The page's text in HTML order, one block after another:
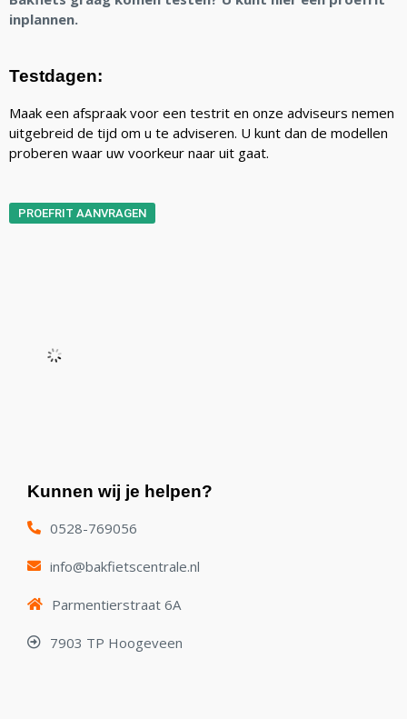
inplannen.
Testdagen:
Maak een afspraak voor een testrit en onze adviseurs nemen
uitgebreid de tijd om u te adviseren. U kunt dan de modellen
proberen waar uw voorkeur naar uit gaat.
PROEFRIT AANVRAGEN
Kunnen wij je helpen?
0528-769056
info@bakfietscentrale.nl
Parmentierstraat 6A
7903 TP Hoogeveen